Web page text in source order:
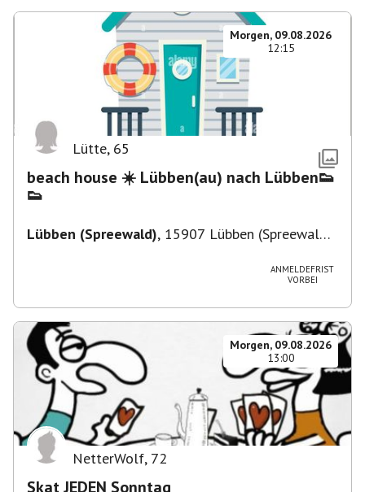
Morgen, 09.08.2026
12:15
Lütte, 65
beach house ☀️ Lübben(au) nach Lübben👟
👟
Lübben (Spreewald), 15907 Lübben (Spreewald),
ANMELDEFRIST
VORBEI
Morgen, 09.08.2026
13:00
NetterWolf, 72
Skat JEDEN Sonntag